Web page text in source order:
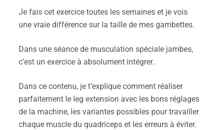
Je fais cet exercice toutes les semaines et je vois
une vraie différence sur la taille de mes gambettes.
Dans une séance de musculation spéciale jambes,
c’est un exercice à absolument intégrer.
Dans ce contenu, je t’explique comment réaliser
parfaitement le leg extension avec les bons réglages
de la machine, les variantes possibles pour travailler
chaque muscle du quadriceps et les erreurs à éviter.